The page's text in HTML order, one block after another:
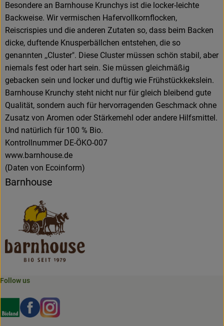
Besondere an Barnhouse Krunchys ist die locker-leichte
Backweise. Wir vermischen Hafervollkornflocken,
Reiscrispies und die anderen Zutaten so, dass beim Backen
dicke, duftende Knusperbällchen entstehen, die so
genannten ,,Cluster". Diese Cluster müssen schön stabil, aber
niemals fest oder hart sein. Sie müssen gleichmäßig
gebacken sein und locker und duftig wie Frühstückkekslein.
Barnhouse Krunchy steht nicht nur für gleich bleibend gute
Qualität, sondern auch für hervorragenden Geschmack ohne
Zusatz von Aromen oder Stärkemehl oder andere Hilfsmittel.
Und natürlich für 100 % Bio.
Kontrollnummer DE-ÖKO-007
www.barnhouse.de
(Daten von Ecoinform)
Barnhouse
Follow us
Externer Link zu https://www.bioland.de/verbraucher
Externer Link zu https://www.facebook.com/
Externer Link zu https://www.instagram.com/